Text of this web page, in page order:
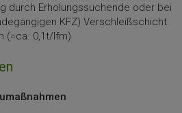
durch Erholungssuchende oder bei
KFZ) Verschleißschicht:
(=ca. 0,1t/lfm)